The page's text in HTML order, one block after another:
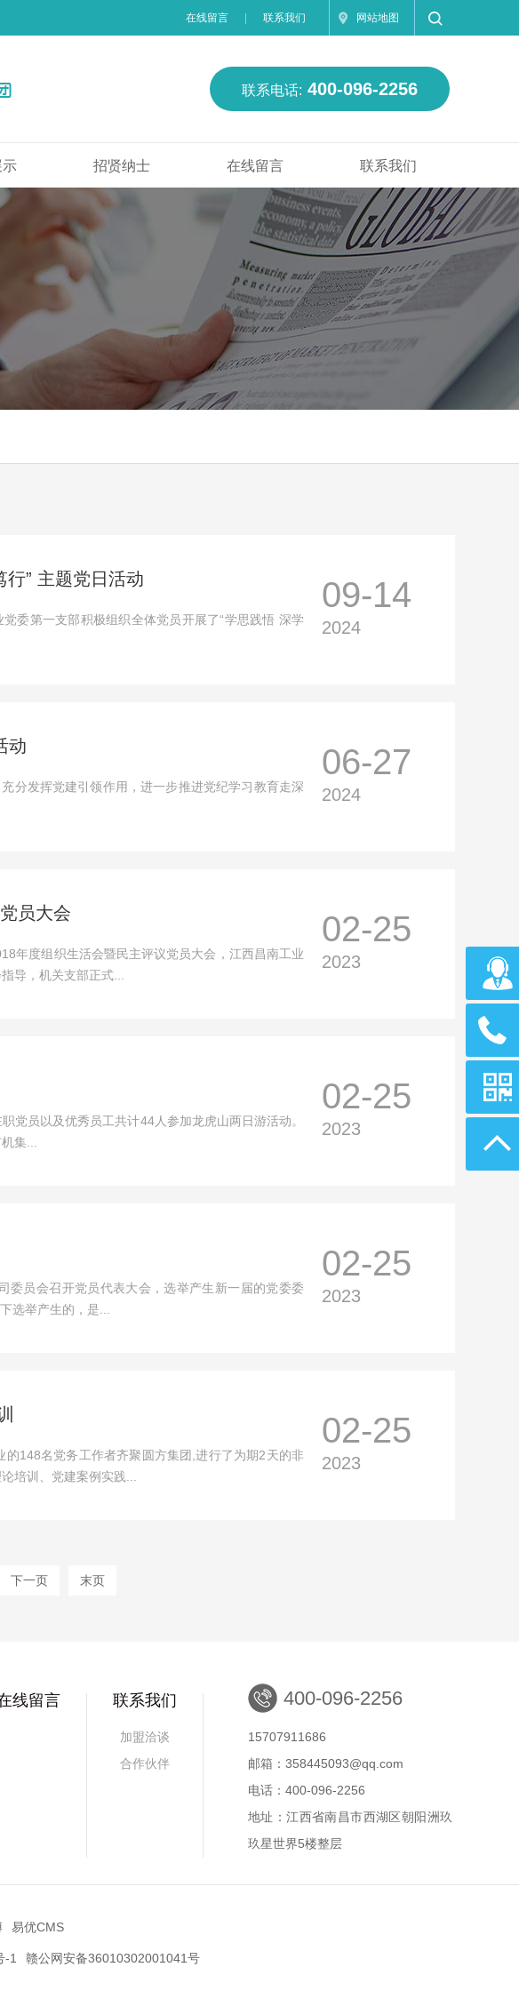
网站地图
在线留言 联系我们
联系电话: 400-096-2256
示 招贤纳士 在线留言 联系我们
09-14
2024
” 主题党日活动
委第一支部积极组织全体党员开展了“学思践悟 深学
06-27
2024
动
分发挥党建引领作用，进一步推进党纪学习教育走深
02-25
2023
员大会
年度组织生活会暨民主评议党员大会，江西昌南工业
导，机关支部正式...
02-25
2023
党员以及优秀员工共计44人参加龙虎山两日游活动。
集...
02-25
2023
委员会召开党员代表大会，选举产生新一届的党委委
选举产生的，是...
02-25
2023
148名党务工作者齐聚圆方集团,进行了为期2天的非
培训、党建案例实践...
下一页 末页
线留言 联系我们
加盟洽谈
合作伙伴
400-096-2256
15707911686
邮箱：358445093@qq.com
电话：400-096-2256
地址：江西省南昌市西湖区朝阳洲玖
玖星世界5楼整层
易优CMS
-1 赣公网安备36010302001041号